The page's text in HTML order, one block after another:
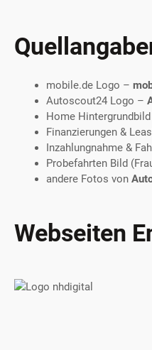
mobile.de Logo –
Autoscout24 Logo –
Home
Finanzierungen &
Inzahlungnahme &
Probefahrten Bild
andere Fotos von
Webseiten